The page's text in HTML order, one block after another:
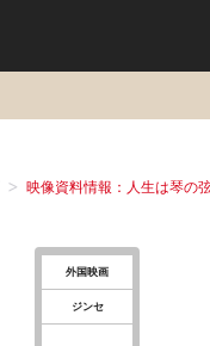
映像資料情報：人生は琴の
外国映画
ジンセ